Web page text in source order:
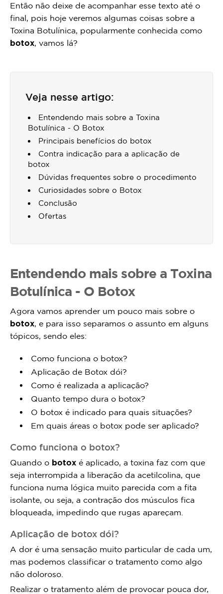
Então não deixe de acompanhar esse texto até o
final, pois hoje veremos algumas coisas sobre a
Toxina Botulínica, popularmente conhecida como
botox , vamos lá?
Veja nesse artigo:
Entendendo mais sobre a Toxina
Botulínica - O Botox
Principais benefícios do botox
Contra indicação para a aplicação de
botox
Dúvidas frequentes sobre o procedimento
Curiosidades sobre o Botox
Conclusão
Ofertas
Entendendo mais sobre a Toxina
Botulínica - O Botox
Agora vamos aprender um pouco mais sobre o
botox , e para isso separamos o assunto em alguns
tópicos, sendo eles:
Como funciona o botox?
Aplicação de Botox dói?
Como é realizada a aplicação?
Quanto tempo dura o botox?
O botox é indicado para quais situações?
Em quais áreas o botox pode ser aplicado?
Como funciona o botox?
Quando o botox é aplicado, a toxina faz com que
seja interrompida a liberação da acetilcolina, que
funciona numa lógica muito parecida com a fita
isolante, ou seja, a contração dos músculos fica
bloqueada, impedindo que rugas apareçam.
Aplicação de botox dói?
A dor é uma sensação muito particular de cada um,
mas podemos classificar o tratamento como algo
não doloroso.
Realizar o tratamento além de provocar pouca dor,